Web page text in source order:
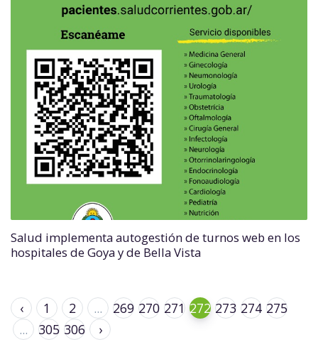
Salud implementa autogestión de turnos web en los
hospitales de Goya y de Bella Vista
‹ 1 2 ... 269 270 271 272 273 274 275
...
305 306 ›